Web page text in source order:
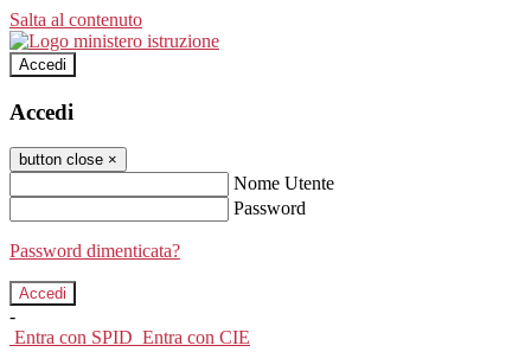
Salta al contenuto
Accedi
Accedi
button close ×
Nome Utente
Password
Password dimenticata?
-
Entra con SPID Entra con CIE